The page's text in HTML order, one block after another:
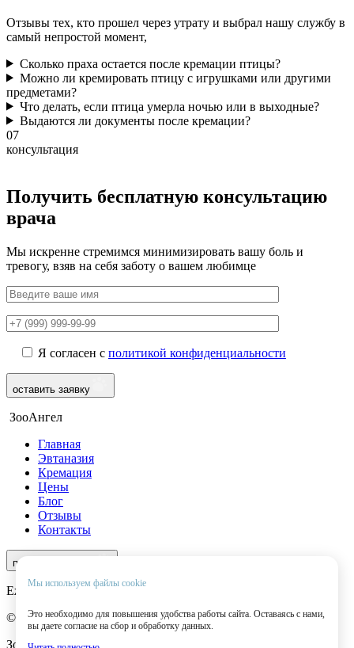
Отзывы тех, кто прошел через утрату и выбрал нашу службу в
самый непростой момент,
Сколько праха остается после кремации птицы?
Можно ли кремировать птицу с игрушками или другими
предметами?
Что делать, если птица умерла ночью или в выходные?
Выдаются ли документы после кремации?
07
консультация
Получить бесплатную консультацию
врача
Мы искренне стремимся минимизировать вашу боль и
тревогу, взяв на себя заботу о вашем любимце
Я согласен с политикой конфиденциальности
оставить заявку
Мы используем файлы cookie
Это необходимо для повышения удобства работы сайта. Оставаясь с нами,
вы даете согласие на сбор и обработку данных.
ЗооАнгел
Главная
Эвтаназия
Кремация
Цены
Блог
Отзывы
Контакты
перезвоните мне
Ежедневно с 9:00 до 22:00
© 2025 ЗооАнгел. Все права защищены.
ЗооАнгел — ритуальная служба для домашних животных.